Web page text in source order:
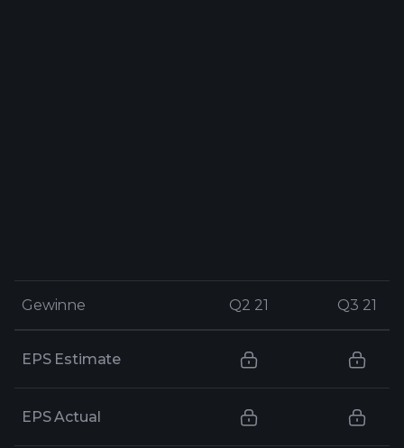
Gewinne Q2 21 Q3 21
Gewinne Q2 21 Q3 21
EPS Estimate
EPS Actual